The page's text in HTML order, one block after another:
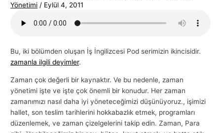
Yönetimi / Eylül 4, 2011
Bu, iki bölümden oluşan İş İngilizcesi Pod serimizin ikincisidir.
zamanla ilgili deyimler.
Zaman çok değerli bir kaynaktır. Ve bu nedenle, zaman
yönetimi işte ve işte çok önemli bir konudur. Her zaman
zamanımızı nasıl daha iyi yöneteceğimizi düşünüyoruz., işimizi
hallet, son teslim tarihlerini hokkabazlık etmek, programları
düzenlemek, ve zaman çizelgelerini takip edin. Zaman, Para
n